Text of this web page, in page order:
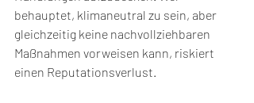
behauptet, klimaneutral zu sein, aber
gleichzeitig keine nachvollziehbaren
Maßnahmen vorweisen kann, riskiert
einen Reputationsverlust.